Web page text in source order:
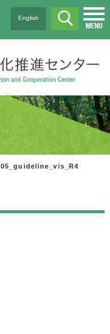
English
05_guideline_vis_R4